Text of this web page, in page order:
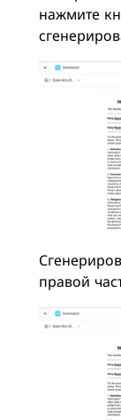
нажмите
правой